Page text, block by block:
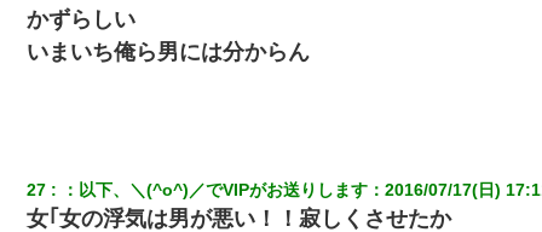
かずらしい
いまいち俺ら男には分からん
27 ： 以下、＼(^o^)／でVIPがお送りします ：2016/07/17(日)
女｢女の浮気は男が悪い！！寂しくさせたか